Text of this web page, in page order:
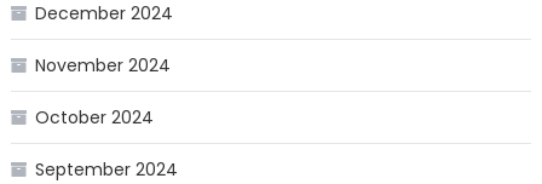
December 2024
November 2024
October 2024
September 2024